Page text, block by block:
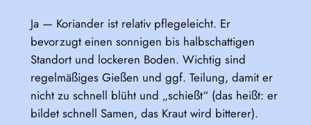
Ja — Koriander ist relativ pflegeleicht. Er
bevorzugt einen sonnigen bis halbschattigen
Standort und lockeren Boden. Wichtig sind
regelmäßiges Gießen und ggf. Teilung, damit er
nicht zu schnell blüht und „schießt“ (das heißt: er
bildet schnell Samen, das Kraut wird bitterer).